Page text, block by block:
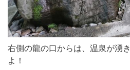
右側の龍の口からは、温泉が湧
よ！